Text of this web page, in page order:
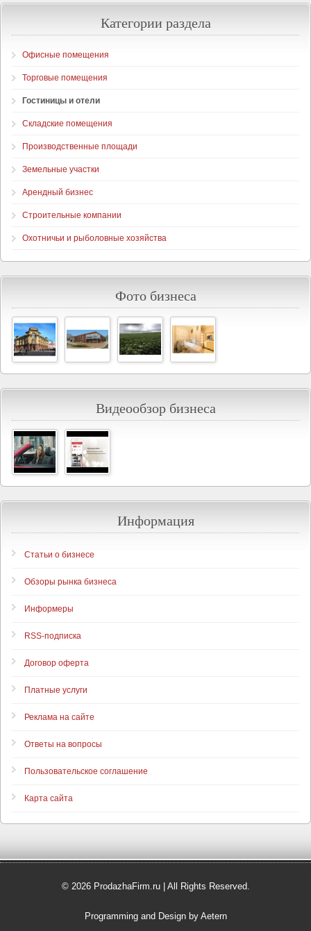
Категории раздела
Офисные помещения
Торговые помещения
Гостиницы и отели
Складские помещения
Производственные площади
Земельные участки
Арендный бизнес
Строительные компании
Охотничьи и рыболовные хозяйства
Фото бизнеса
Видеообзор бизнеса
Информация
Статьи о бизнесе
Обзоры рынка бизнеса
Информеры
RSS-подписка
Договор оферта
Платные услуги
Реклама на сайте
Ответы на вопросы
Пользовательское соглашение
Карта сайта
© 2026 ProdazhaFirm.ru | All Rights Reserved.
Programming and Design by Aetern